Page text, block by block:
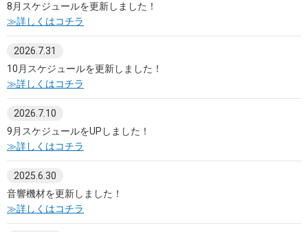
8月スケジュールを更新しました！
≫詳しくはコチラ
2026.7.31
10月スケジュールを更新しました！
≫詳しくはコチラ
2026.7.10
9月スケジュールをUPしました！
≫詳しくはコチラ
2025.6.30
音響機材を更新しました！
≫詳しくはコチラ